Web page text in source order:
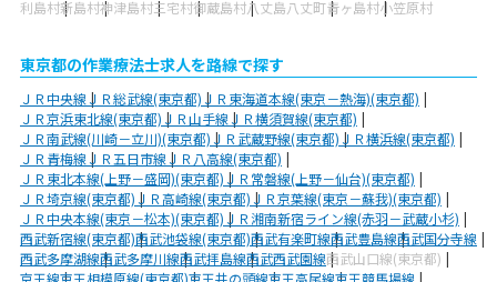
利島村新島村神津島村三宅村御蔵島村八丈島八丈町青ヶ島村小笠原村
東京都の作業療法士求人を路線で探す
ＪＲ中央線ＪＲ総武線(東京都)ＪＲ東海道本線(東京－熱海)(東京都)
ＪＲ京浜東北線(東京都)ＪＲ山手線ＪＲ横須賀線(東京都)
ＪＲ南武線(川崎－立川)(東京都)ＪＲ武蔵野線(東京都)ＪＲ横浜線(東京都)
ＪＲ青梅線ＪＲ五日市線ＪＲ八高線(東京都)
ＪＲ東北本線(上野－盛岡)(東京都)ＪＲ常磐線(上野－仙台)(東京都)
ＪＲ埼京線(東京都)ＪＲ高崎線(東京都)ＪＲ京葉線(東京－蘇我)(東京都)
ＪＲ中央本線(東京－松本)(東京都)ＪＲ湘南新宿ライン線(赤羽－武蔵小杉)
西武新宿線(東京都)西武池袋線(東京都)西武有楽町線西武豊島線西武国分寺線
西武多摩湖線西武多摩川線西武拝島線西武西武園線西武山口線(東京都)
京王線京王相模原線(東京都)京王井の頭線京王高尾線京王競馬場線